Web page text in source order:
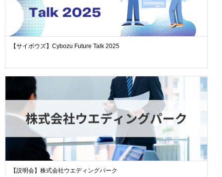
【サイボウズ】Cybozu Future Talk 2025
【説明会】株式会社ウエディングパーク